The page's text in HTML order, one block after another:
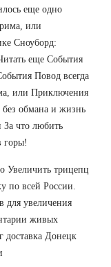
еще одно
или
Сноуборд:
еще События
Повод всегда
или Приключения
без обмана и жизнь
За что любить
горы!
Увеличить трицепц
по всей России.
для увеличения
живых
доставка Донецк